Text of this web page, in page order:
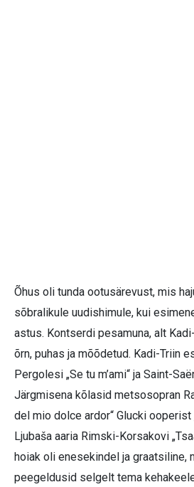
Õhus oli tunda ootusärevust, mis
sõbralikule uudishimule, kui
astus. Kontserdi pesamuna, alt
õrn, puhas ja mõõdetud. Kadi-Triin
Pergolesi „Se tu m’ami“ ja Saint-
Järgmisena kõlasid metsosopran
del mio dolce ardor“ Glucki ooperist
Ljubaša aaria Rimski-Korsakovi
hoiak oli enesekindel ja graatsiline,
peegeldusid selgelt tema